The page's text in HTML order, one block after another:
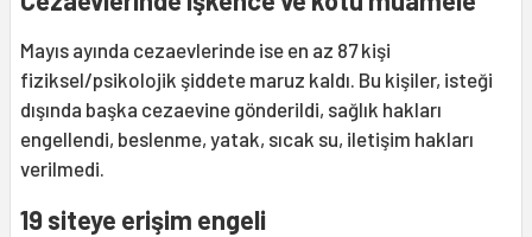
Mayıs ayında cezaevlerinde ise en az 87 kişi
fiziksel/psikolojik şiddete maruz kaldı. Bu kişiler, isteği
dışında başka cezaevine gönderildi, sağlık hakları
engellendi, beslenme, yatak, sıcak su, iletişim hakları
verilmedi.
19 siteye erişim engeli